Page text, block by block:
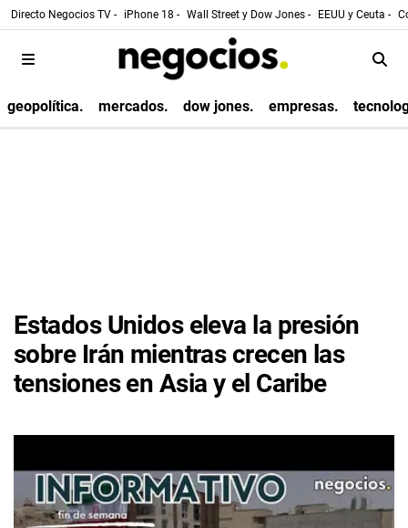
Directo Negocios TV - iPhone 18 - Wall Street y Dow Jones - EEUU y Ceuta -
geopolítica. mercados. dow jones. empresas.
Estados Unidos eleva la presión
sobre Irán mientras crecen las
tensiones en Asia y el Caribe